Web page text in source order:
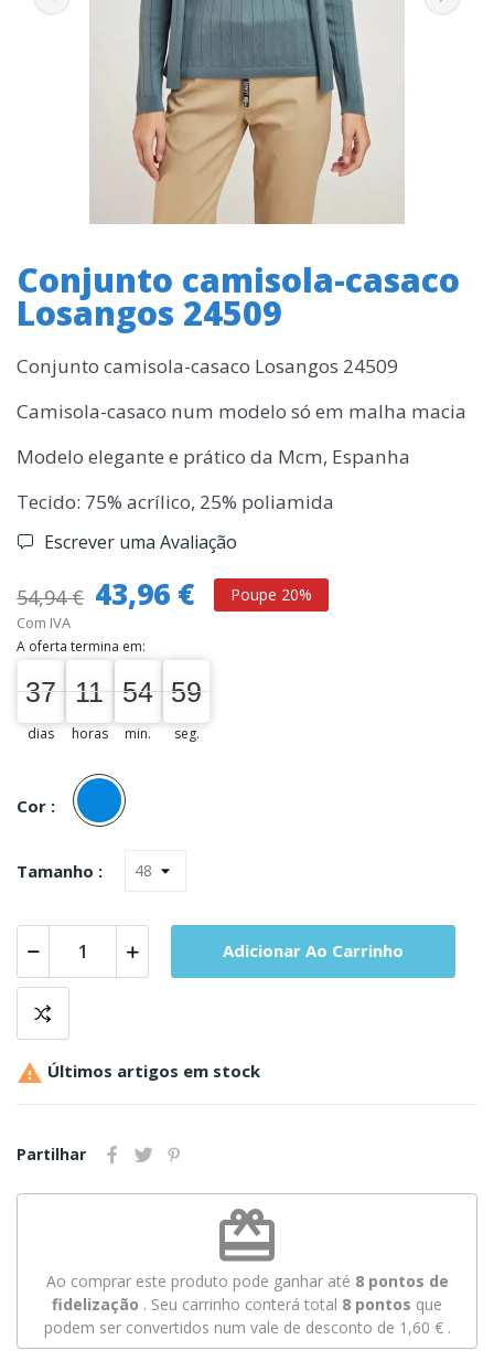
Conjunto camisola-casaco
Losangos 24509
Conjunto camisola-casaco Losangos 24509
Camisola-casaco num modelo só em malha macia
Modelo elegante e prático da Mcm, Espanha
Tecido: 75% acrílico, 25% poliamida
Escrever uma Avaliação
54,94 € 43,96 € Poupe 20%
Com IVA
A oferta termina em:
37
37
00
dias
11
11
00
horas
54
54
55
min.
59
58
59
seg.
Cor :
Azul
Tamanho :
Adicionar Ao Carrinho
 Últimos artigos em stock
Partilhar
redeem
Ao comprar este produto pode ganhar até 8pontos de
fidelização . Seu carrinho conterá total 8 pontos que
podem ser convertidos num vale de desconto de 1,60 €.